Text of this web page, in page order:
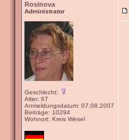
Rosinova
Administrator
Geschlecht:
Alter: 67
Anmeldungsdatum: 07.08.2007
Beiträge: 10294
Wohnort: Kreis Wesel